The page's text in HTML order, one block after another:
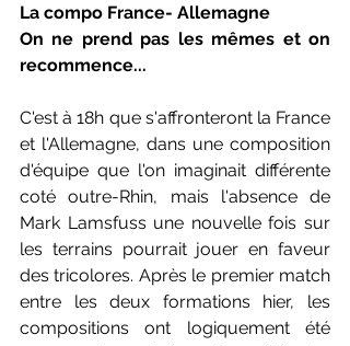
La compo France- Allemagne
On ne prend pas les mêmes et on
recommence...
C'est à 18h que s'affronteront la France
et l'Allemagne, dans une composition
d'équipe que l'on imaginait différente
coté outre-Rhin, mais l'absence de
Mark Lamsfuss une nouvelle fois sur
les terrains pourrait jouer en faveur
des tricolores. Après le premier match
entre les deux formations hier, les
compositions ont logiquement été